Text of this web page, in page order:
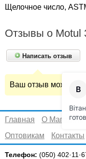
Щелочное число,
Отзывы о Motul
Написать отзыв
Ваш отзыв может
Главная О Магазине
Оптовикам
Контакты
Телефон: (050)